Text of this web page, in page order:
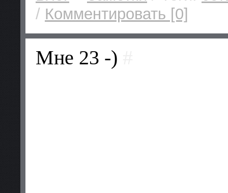
/ Комментировать [0]
Мне 23 -)